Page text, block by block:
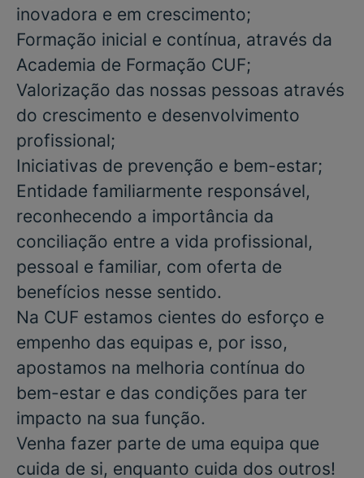
inovadora e em crescimento;
Formação inicial e contínua, através da
Academia de Formação CUF;
Valorização das nossas pessoas através
do crescimento e desenvolvimento
profissional;
Iniciativas de prevenção e bem-estar;
Entidade familiarmente responsável,
reconhecendo a importância da
conciliação entre a vida profissional,
pessoal e familiar, com oferta de
benefícios nesse sentido.
Na CUF estamos cientes do esforço e
empenho das equipas e, por isso,
apostamos na melhoria contínua do
bem-estar e das condições para ter
impacto na sua função.
Venha fazer parte de uma equipa que
cuida de si, enquanto cuida dos outros!